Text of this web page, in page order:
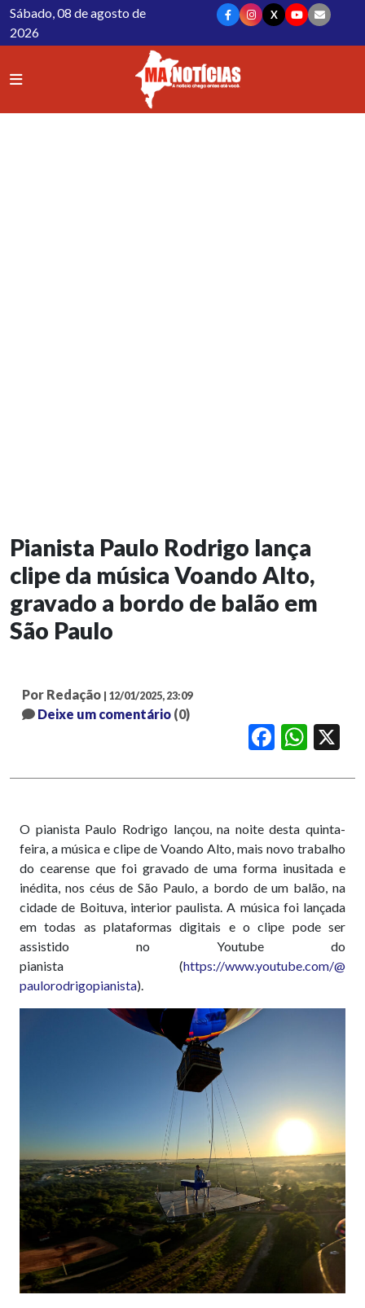
Sábado, 08 de agosto de
2026
X
Pianista Paulo Rodrigo lança
clipe da música Voando Alto,
gravado a bordo de balão em
São Paulo
Por Redação | 12/01/2025, 23:09
Deixe um comentário (0)
FacebookWhatsApp
O pianista Paulo Rodrigo lançou, na noite desta quinta-
feira, a música e clipe de Voando Alto, mais novo trabalho
do cearense que foi gravado de uma forma inusitada e
inédita, nos céus de São Paulo, a bordo de um balão, na
cidade de Boituva, interior paulista. A música foi lançada
em todas as plataformas digitais e o clipe pode ser
assistido no Youtube do
pianista (https://www.youtube.com/@
paulorodrigopianista).